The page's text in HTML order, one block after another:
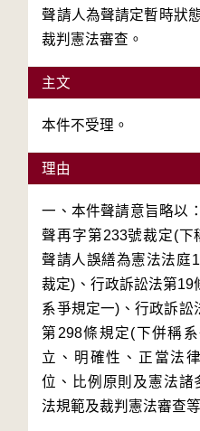
聲請人為聲請定暫時狀
裁判憲法審查。
主文
本件不受理。
理由
一、本件聲請意旨略以
聲再字第233號裁定(下
聲請人誤繕為憲法法庭
裁定)、行政訴訟法第19
系爭規定一)、行政訴訟
第298條規定(下併稱
立、明確性、正當法
位、比例原則及憲法諸